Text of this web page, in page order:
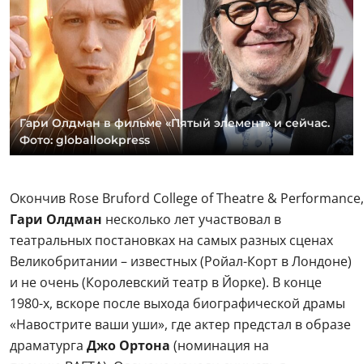
Гари Олдман в фильме «Пятый элемент» и сейчас.
Фото: globallookpress
Окончив Rose Bruford College of Theatre & Performance,
Гари Олдман несколько лет участвовал в
театральных постановках на самых разных сценах
Великобритании – известных (Ройал-Корт в Лондоне)
и не очень (Королевский театр в Йорке). В конце
1980-х, вскоре после выхода биографической драмы
«Навострите ваши уши», где актер предстал в образе
драматурга Джо Ортона (номинация на